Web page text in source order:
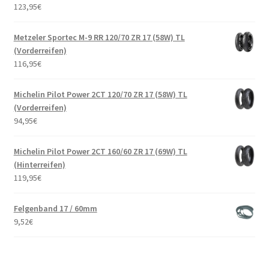
123,95€
Metzeler Sportec M-9 RR 120/70 ZR 17 (58W) TL
(Vorderreifen)
116,95€
Michelin Pilot Power 2CT 120/70 ZR 17 (58W) TL
(Vorderreifen)
94,95€
Michelin Pilot Power 2CT 160/60 ZR 17 (69W) TL
(Hinterreifen)
119,95€
Felgenband 17 / 60mm
9,52€